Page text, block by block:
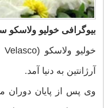
بیوگرافی خولیو ولاسکو
آرژانتین به دنیا آمد.
وی پس از پایان دوران